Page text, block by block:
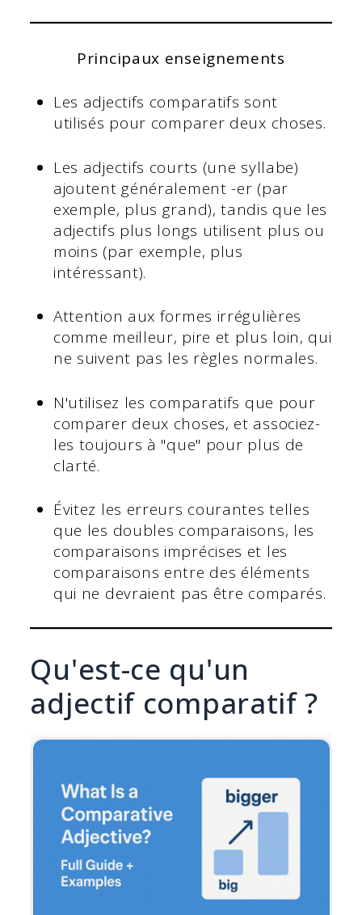
Principaux enseignements
Les adjectifs comparatifs sont
utilisés pour comparer deux choses.
Les adjectifs courts (une syllabe)
ajoutent généralement -er (par
exemple, plus grand), tandis que les
adjectifs plus longs utilisent plus ou
moins (par exemple, plus
intéressant).
Attention aux formes irrégulières
comme meilleur, pire et plus loin, qui
ne suivent pas les règles normales.
N'utilisez les comparatifs que pour
comparer deux choses, et associez-
les toujours à "que" pour plus de
clarté.
Évitez les erreurs courantes telles
que les doubles comparaisons, les
comparaisons imprécises et les
comparaisons entre des éléments
qui ne devraient pas être comparés.
Qu'est-ce qu'un
adjectif comparatif ?